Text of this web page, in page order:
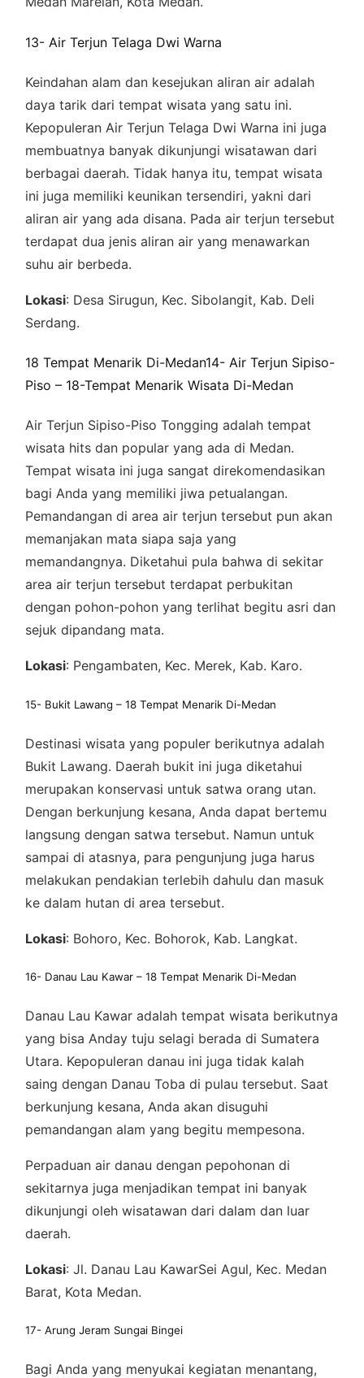
13- Air Terjun Telaga Dwi Warna
Keindahan alam dan kesejukan aliran air adalah
daya tarik dari tempat wisata yang satu ini.
Kepopuleran Air Terjun Telaga Dwi Warna ini juga
membuatnya banyak dikunjungi wisatawan dari
berbagai daerah. Tidak hanya itu, tempat wisata
ini juga memiliki keunikan tersendiri, yakni dari
aliran air yang ada disana. Pada air terjun tersebut
terdapat dua jenis aliran air yang menawarkan
suhu air berbeda.
Lokasi: Desa Sirugun, Kec. Sibolangit, Kab. Deli
Serdang.
18 Tempat Menarik Di-Medan14- Air Terjun Sipiso-
Piso – 18-Tempat Menarik Wisata Di-Medan
Air Terjun Sipiso-Piso Tongging adalah tempat
wisata hits dan popular yang ada di Medan.
Tempat wisata ini juga sangat direkomendasikan
bagi Anda yang memiliki jiwa petualangan.
Pemandangan di area air terjun tersebut pun akan
memanjakan mata siapa saja yang
memandangnya. Diketahui pula bahwa di sekitar
area air terjun tersebut terdapat perbukitan
dengan pohon-pohon yang terlihat begitu asri dan
sejuk dipandang mata.
Lokasi: Pengambaten, Kec. Merek, Kab. Karo.
15- Bukit Lawang – 18 Tempat Menarik Di-Medan
Destinasi wisata yang populer berikutnya adalah
Bukit Lawang. Daerah bukit ini juga diketahui
merupakan konservasi untuk satwa orang utan.
Dengan berkunjung kesana, Anda dapat bertemu
langsung dengan satwa tersebut. Namun untuk
sampai di atasnya, para pengunjung juga harus
melakukan pendakian terlebih dahulu dan masuk
ke dalam hutan di area tersebut.
Lokasi: Bohoro, Kec. Bohorok, Kab. Langkat.
16- Danau Lau Kawar – 18 Tempat Menarik Di-Medan
Danau Lau Kawar adalah tempat wisata berikutnya
yang bisa Anday tuju selagi berada di Sumatera
Utara. Kepopuleran danau ini juga tidak kalah
saing dengan Danau Toba di pulau tersebut. Saat
berkunjung kesana, Anda akan disuguhi
pemandangan alam yang begitu mempesona.
Perpaduan air danau dengan pepohonan di
sekitarnya juga menjadikan tempat ini banyak
dikunjungi oleh wisatawan dari dalam dan luar
daerah.
Lokasi: Jl. Danau Lau KawarSei Agul, Kec. Medan
Barat, Kota Medan.
17- Arung Jeram Sungai Bingei
Bagi Anda yang menyukai kegiatan menantang,